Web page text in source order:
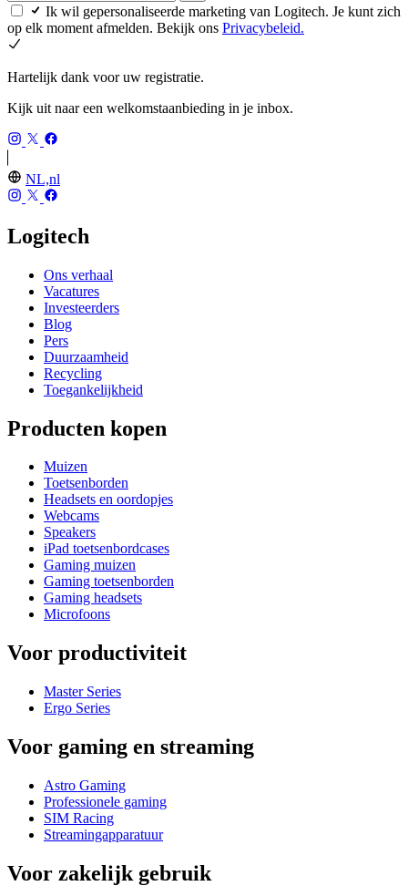
Ik wil gepersonaliseerde marketing van Logitech. Je kunt zich
op elk moment afmelden. Bekijk ons Privacybeleid.
Hartelijk dank voor uw registratie.
Kijk uit naar een welkomstaanbieding in je inbox.
NL,nl
Logitech
Ons verhaal
Vacatures
Investeerders
Blog
Pers
Duurzaamheid
Recycling
Toegankelijkheid
Producten kopen
Muizen
Toetsenborden
Headsets en oordopjes
Webcams
Speakers
iPad toetsenbordcases
Gaming muizen
Gaming toetsenborden
Gaming headsets
Microfoons
Voor productiviteit
Master Series
Ergo Series
Voor gaming en streaming
Astro Gaming
Professionele gaming
SIM Racing
Streamingapparatuur
Voor zakelijk gebruik